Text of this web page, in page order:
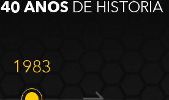
40 ANOS DE HISTÓRIA
1983